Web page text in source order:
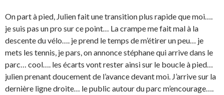
On part à pied, Julien fait une transition plus rapide que moi….
je suis pas un pro sur ce point… La crampe me fait mal à la
descente du vélo…. je prend le temps de m’étirer un peu… je
mets les tennis, je pars, on annonce stéphane qui arrive dans le
parc… cool…. les écarts vont rester ainsi sur le boucle à pied…
julien prenant doucement de l’avance devant moi. J’arrive sur la
dernière ligne droite… le public autour du parc m’encourage….